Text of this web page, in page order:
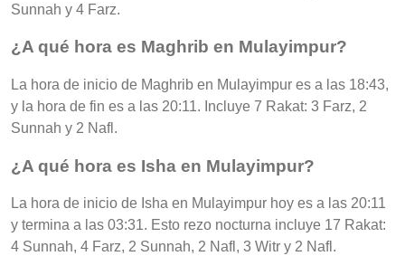
Sunnah y 4 Farz.
¿A qué hora es Maghrib en Mulayimpur?
La hora de inicio de Maghrib en Mulayimpur es a las 18:43,
y la hora de fin es a las 20:11. Incluye 7 Rakat: 3 Farz, 2
Sunnah y 2 Nafl.
¿A qué hora es Isha en Mulayimpur?
La hora de inicio de Isha en Mulayimpur hoy es a las 20:11
y termina a las 03:31. Esto rezo nocturna incluye 17 Rakat:
4 Sunnah, 4 Farz, 2 Sunnah, 2 Nafl, 3 Witr y 2 Nafl.